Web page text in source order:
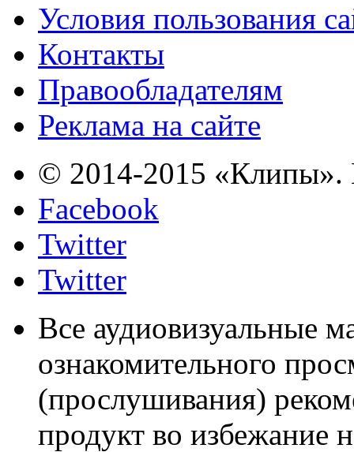
Условия пользования
Контакты
Правообладателям
Реклама на сайте
© 2014-2015 «Клипы».
Facebook
Twitter
Twitter
Все аудиовизуальные
ознакомительного
(прослушивания)
продукт во избежание